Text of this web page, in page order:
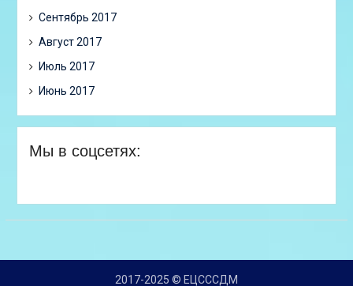
Сентябрь 2017
Август 2017
Июль 2017
Июнь 2017
Мы в соцсетях:
2017-2025 © ЕЦСССДМ